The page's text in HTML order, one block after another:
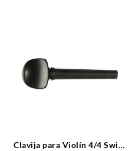
Clavija para Violín 4/4 Swiss